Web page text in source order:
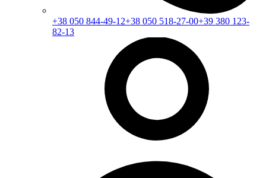
+38 050 844-49-12+38 050 518-27-00+39 380 123-
82-13